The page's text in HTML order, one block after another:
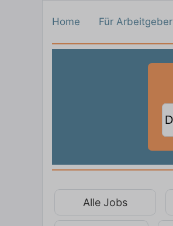
Home Für Arbeitgeber
Alle Jobs